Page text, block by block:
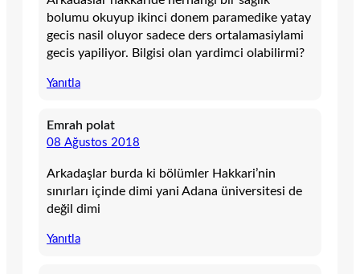
bolumu okuyup ikinci donem paramedike yatay
gecis nasil oluyor sadece ders ortalamasiylami
gecis yapiliyor. Bilgisi olan yardimci olabilirmi?
Yanıtla
Emrah polat
08 Ağustos 2018
Arkadaşlar burda ki bölümler Hakkari’nin
sınırları içinde dimi yani Adana üniversitesi de
değil dimi
Yanıtla